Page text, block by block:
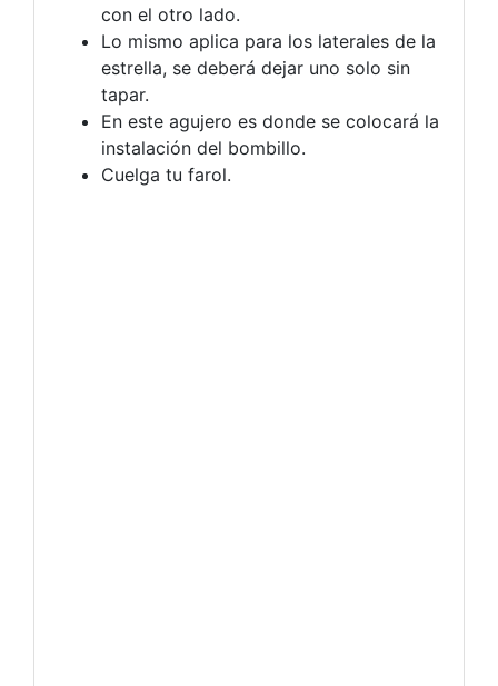
con el otro lado.
Lo mismo aplica para los laterales de la
estrella, se deberá dejar uno solo sin
tapar.
En este agujero es donde se colocará la
instalación del bombillo.
Cuelga tu farol.